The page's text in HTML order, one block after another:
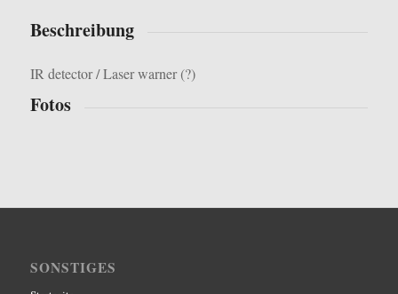
Beschreibung
IR detector /Laser warner (?)
Fotos
SONSTIGES